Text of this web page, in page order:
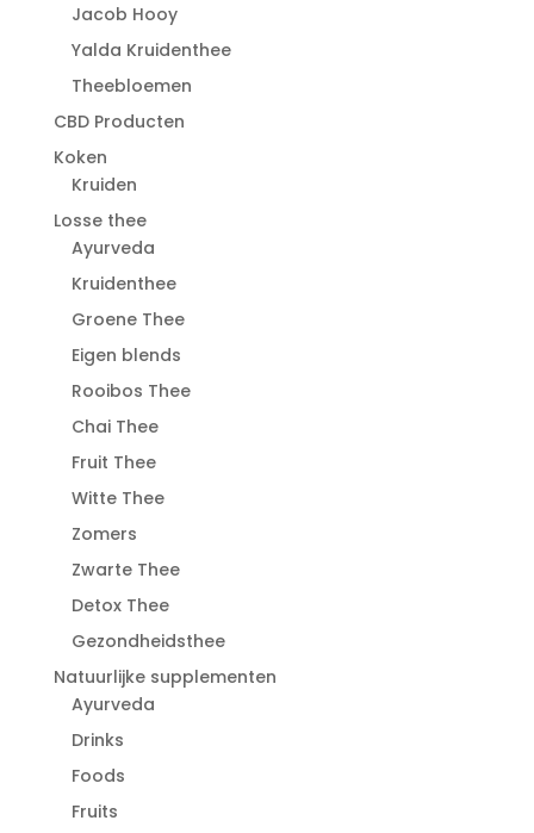
Jacob Hooy
Yalda Kruidenthee
Theebloemen
CBD Producten
Koken
Kruiden
Losse thee
Ayurveda
Kruidenthee
Groene Thee
Eigen blends
Rooibos Thee
Chai Thee
Fruit Thee
Witte Thee
Zomers
Zwarte Thee
Detox Thee
Gezondheidsthee
Natuurlijke supplementen
Ayurveda
Drinks
Foods
Fruits